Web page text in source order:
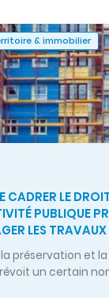
& immobilier
CADRER LE
PUBLIQUE
LES
la préservation et
un certain